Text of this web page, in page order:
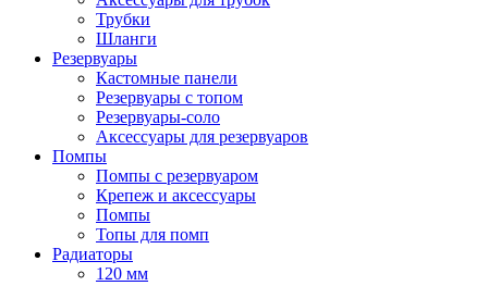
Трубки
Шланги
Резервуары
Кастомные панели
Резервуары с топом
Резервуары-соло
Аксессуары для резервуаров
Помпы
Помпы с резервуаром
Крепеж и аксессуары
Помпы
Топы для помп
Радиаторы
120 мм